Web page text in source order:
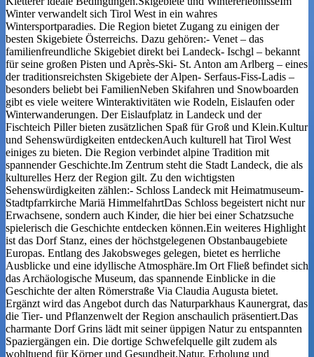
Winter verwandelt sich Tirol West in ein wahres
Wintersportparadies. Die Region bietet Zugang zu einigen der
besten Skigebiete Österreichs. Dazu gehören:- Venet – das
familienfreundliche Skigebiet direkt bei Landeck- Ischgl – bekannt
für seine großen Pisten und Après-Ski- St. Anton am Arlberg – eines
der traditionsreichsten Skigebiete der Alpen- Serfaus-Fiss-Ladis –
besonders beliebt bei FamilienNeben Skifahren und Snowboarden
gibt es viele weitere Winteraktivitäten wie Rodeln, Eislaufen oder
Winterwanderungen. Der Eislaufplatz in Landeck und der
Fischteich Piller bieten zusätzlichen Spaß für Groß und Klein.Kultur
und Sehenswürdigkeiten entdeckenAuch kulturell hat Tirol West
einiges zu bieten. Die Region verbindet alpine Tradition mit
spannender Geschichte.Im Zentrum steht die Stadt Landeck, die als
kulturelles Herz der Region gilt. Zu den wichtigsten
Sehenswürdigkeiten zählen:- Schloss Landeck mit Heimatmuseum-
Stadtpfarrkirche Mariä HimmelfahrtDas Schloss begeistert nicht nur
Erwachsene, sondern auch Kinder, die hier bei einer Schatzsuche
spielerisch die Geschichte entdecken können.Ein weiteres Highlight
ist das Dorf Stanz, eines der höchstgelegenen Obstanbaugebiete
Europas. Entlang des Jakobsweges gelegen, bietet es herrliche
Ausblicke und eine idyllische Atmosphäre.Im Ort Fließ befindet sich
das Archäologische Museum, das spannende Einblicke in die
Geschichte der alten Römerstraße Via Claudia Augusta bietet.
Ergänzt wird das Angebot durch das Naturparkhaus Kaunergrat, das
die Tier- und Pflanzenwelt der Region anschaulich präsentiert.Das
charmante Dorf Grins lädt mit seiner üppigen Natur zu entspannten
Spaziergängen ein. Die dortige Schwefelquelle gilt zudem als
wohltuend für Körper und Gesundheit.Natur, Erholung und